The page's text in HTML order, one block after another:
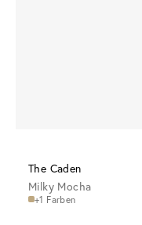
The Caden
Milky Mocha
+1 Farben